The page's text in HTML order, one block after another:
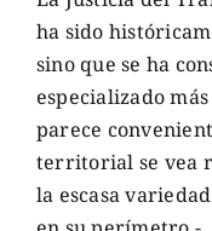
ha sido
sino que se ha
especializado
parece
territorial se vea
la escasa